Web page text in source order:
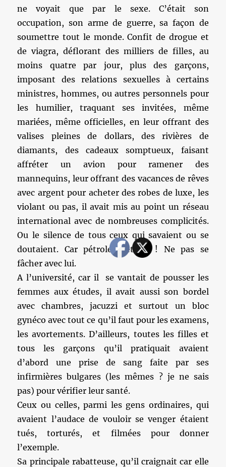
ne voyait que par le sexe. C’était son
occupation, son arme de guerre, sa façon de
soumettre tout le monde. Confit de drogue et
de viagra, déflorant des milliers de filles, au
moins quatre par jour, plus des garçons,
imposant des relations sexuelles à certains
ministres, hommes, ou autres personnels pour
les humilier, traquant ses invitées, même
mariées, même officielles, en leur offrant des
valises pleines de dollars, des rivières de
diamants, des cadeaux somptueux, faisant
affréter un avion pour ramener des
mannequins, leur offrant des vacances de rêves
avec argent pour acheter des robes de luxe, les
violant ou pas, il avait mis au point un réseau
international avec de nombreuses complicités.
Ou le silence de tous ceux qui savaient ou se
doutaient. Car pétrole, pétrole ! Ne pas se
fâcher avec lui.
A l’université, car il se vantait de pousser les
femmes aux études, il avait aussi son bordel
avec chambres, jacuzzi et surtout un bloc
gynéco avec tout ce qu’il faut pour les examens,
les avortements. D’ailleurs, toutes les filles et
tous les garçons qu’il pratiquait avaient
d’abord une prise de sang faite par ses
infirmières bulgares (les mêmes ? je ne sais
pas) pour vérifier leur santé.
Ceux ou celles, parmi les gens ordinaires, qui
avaient l’audace de vouloir se venger étaient
tués, torturés, et filmées pour donner
l’exemple.
Sa principale rabatteuse, qu’il craignait car elle